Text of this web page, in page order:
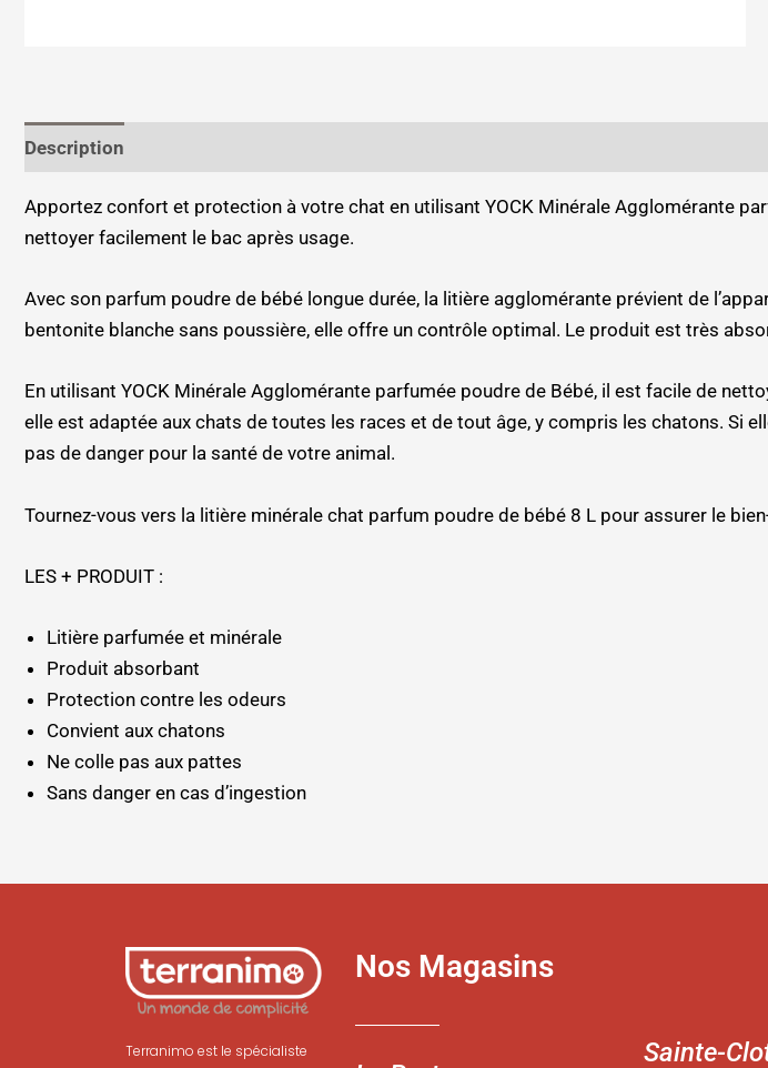
Description
Apportez confort et protection à votre chat en utilisant YOCK Minérale Agglomérante
nettoyer facilement le bac après usage.
Avec son parfum poudre de bébé longue durée, la litière agglomérante prévient de
bentonite blanche sans poussière, elle offre un contrôle optimal. Le produit est très
En utilisant YOCK Minérale Agglomérante parfumée poudre de Bébé, il est facile de
elle est adaptée aux chats de toutes les races et de tout âge, y compris les chatons. Si
pas de danger pour la santé de votre animal.
Tournez-vous vers la litière minérale chat parfum poudre de bébé 8 L pour assurer le
LES + PRODUIT :
Litière parfumée et minérale
Produit absorbant
Protection contre les odeurs
Convient aux chatons
Ne colle pas aux pattes
Sans danger en cas d’ingestion
Terranimo est le spécialiste
Nos Magasins
Sainte-